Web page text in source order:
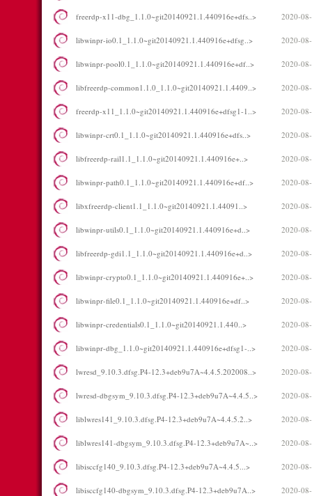
freerdp-x11-dbg_1.1.0~git20140921.1.440916e+dfs..> 2020-
libwinpr-io0.1_1.1.0~git20140921.1.440916e+dfsg..> 2020-
libwinpr-pool0.1_1.1.0~git20140921.1.440916e+df..> 2020-
libfreerdp-common1.1.0_1.1.0~git20140921.1.4409..> 2020-
freerdp-x11_1.1.0~git20140921.1.440916e+dfsg1-1..> 2020-
libwinpr-crt0.1_1.1.0~git20140921.1.440916e+dfs..> 2020-
libfreerdp-rail1.1_1.1.0~git20140921.1.440916e+..> 2020-
libwinpr-path0.1_1.1.0~git20140921.1.440916e+df..> 2020-
libxfreerdp-client1.1_1.1.0~git20140921.1.44091..> 2020-
libwinpr-utils0.1_1.1.0~git20140921.1.440916e+d..> 2020-
libfreerdp-gdi1.1_1.1.0~git20140921.1.440916e+d..> 2020-
libwinpr-crypto0.1_1.1.0~git20140921.1.440916e+..> 2020-
libwinpr-file0.1_1.1.0~git20140921.1.440916e+df..> 2020-
libwinpr-credentials0.1_1.1.0~git20140921.1.440..> 2020-
libwinpr-dbg_1.1.0~git20140921.1.440916e+dfsg1-..> 2020-
lwresd_9.10.3.dfsg.P4-12.3+deb9u7A~4.4.5.202008..> 2020-
lwresd-dbgsym_9.10.3.dfsg.P4-12.3+deb9u7A~4.4.5..> 2020-
liblwres141_9.10.3.dfsg.P4-12.3+deb9u7A~4.4.5.2..> 2020-
liblwres141-dbgsym_9.10.3.dfsg.P4-12.3+deb9u7A~..> 2020-
libisccfg140_9.10.3.dfsg.P4-12.3+deb9u7A~4.4.5...> 2020-
libisccfg140-dbgsym_9.10.3.dfsg.P4-12.3+deb9u7A..> 2020-